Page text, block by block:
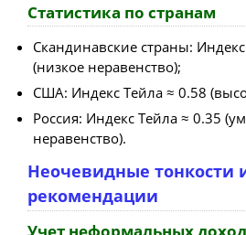
Статистика по странам
Скандинавские страны:
(низкое неравенство);
США: Индекс Тейла ≈ 0.58
Россия: Индекс Тейла ≈ 0.35
неравенство).
Неочевидные тонкости
рекомендации